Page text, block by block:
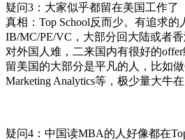
疑问3：大家似乎都留在美国工作了
真相：Top School反而少。有追求的
IB/MC/PE/VC，大部分回大陆或者
对外国人难，二来国内有很好的offer
留美国的大部分是平凡的人，比如做
Marketing Analytics等，极少量大牛
疑问4：中国读MBA的人好像都在